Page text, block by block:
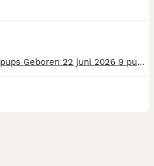
Bernersennen /bernsky pups Geboren 22 juni 2026 9 pups (M)Xavi, Rex, Dax en Nox (V)Roxy, Pixie, xira, Trix en Lux. Maandag 22 juni is mama Laika bevallen van 9 pups. Laika is kruizing Husky/bernersennen En heeft 2 blauwe ogen. Pups zijn 1/4 husky. Dus pups met blauwe ogen zijn zeker mogelijk. Laika is lief, aanhankelijk en erg zorgzaam. Dochter Ibiza uit eerder nest (2023) woont ook nog bij ons en is 23 juni ook bevallen: van 8 pups. Pups groeien op in gezin met 3 grote kinderen en 2 andere honden en lopen zo veel mogelijk vrij op ons erf. Vader is Pjotter vom Bausenberg, 100% raszuivere Bernersennen. De pups mogen op 17 augustus het nest verlaten. Ze zijn dan volgens schema gevaccineerd, ontwormt en gechipt. Natuurlijk krijgen ze ook een paspoort. De nieuwe woning dient te beschikken over voldoende ruimte en een tuin. Appartementen en flats zijn ongeschikt voor deze pups. UBN nummer 7698594 Aanbetaling bij reservering € 450,00